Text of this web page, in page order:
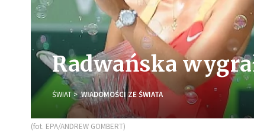
Radwańska
ŚWIAT WIADOMOŚCI ZE ŚWIATA
(fot. EPA/ANDREW GOMBERT)